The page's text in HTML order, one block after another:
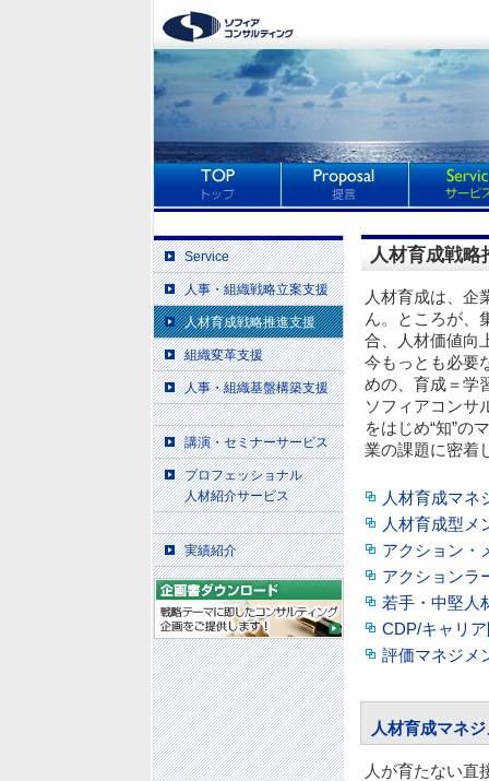
Service
人事・組織戦略立案支援
人材育成戦略推進支援
組織変革支援
人事・組織基盤構築支援
講演・セミナーサービス
プロフェッショナル
人材紹介サービス
実績紹介
人材育成戦略
人材育成は、企
ん。ところが、
合、人材価値向
今もっとも必要
めの、育成＝学
ソフィアコンサ
をはじめ“知”の
業の課題に密着
人材育成マネ
人材育成型メ
アクション・
アクションラ
若手・中堅人
CDP/キャリ
評価マネジメ
人材育成マネ
人が育たない直